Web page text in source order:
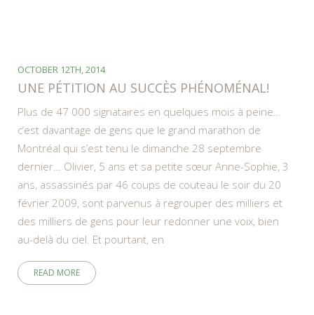
OCTOBER 12TH, 2014
UNE PÉTITION AU SUCCÈS PHÉNOMÉNAL!
Plus de 47 000 signataires en quelques mois à peine…
c’est davantage de gens que le grand marathon de
Montréal qui s’est tenu le dimanche 28 septembre
dernier… Olivier, 5 ans et sa petite sœur Anne-Sophie, 3
ans, assassinés par 46 coups de couteau le soir du 20
février 2009, sont parvenus à regrouper des milliers et
des milliers de gens pour leur redonner une voix, bien
au-delà du ciel. Et pourtant, en
READ MORE